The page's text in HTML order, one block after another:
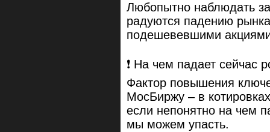
Любопытно наблюдать
радуются падению
подешевевшими
❗ На чем падает сейчас
Фактор повышения
МосБиржу – в
если непонятно на чем
мы можем упасть.